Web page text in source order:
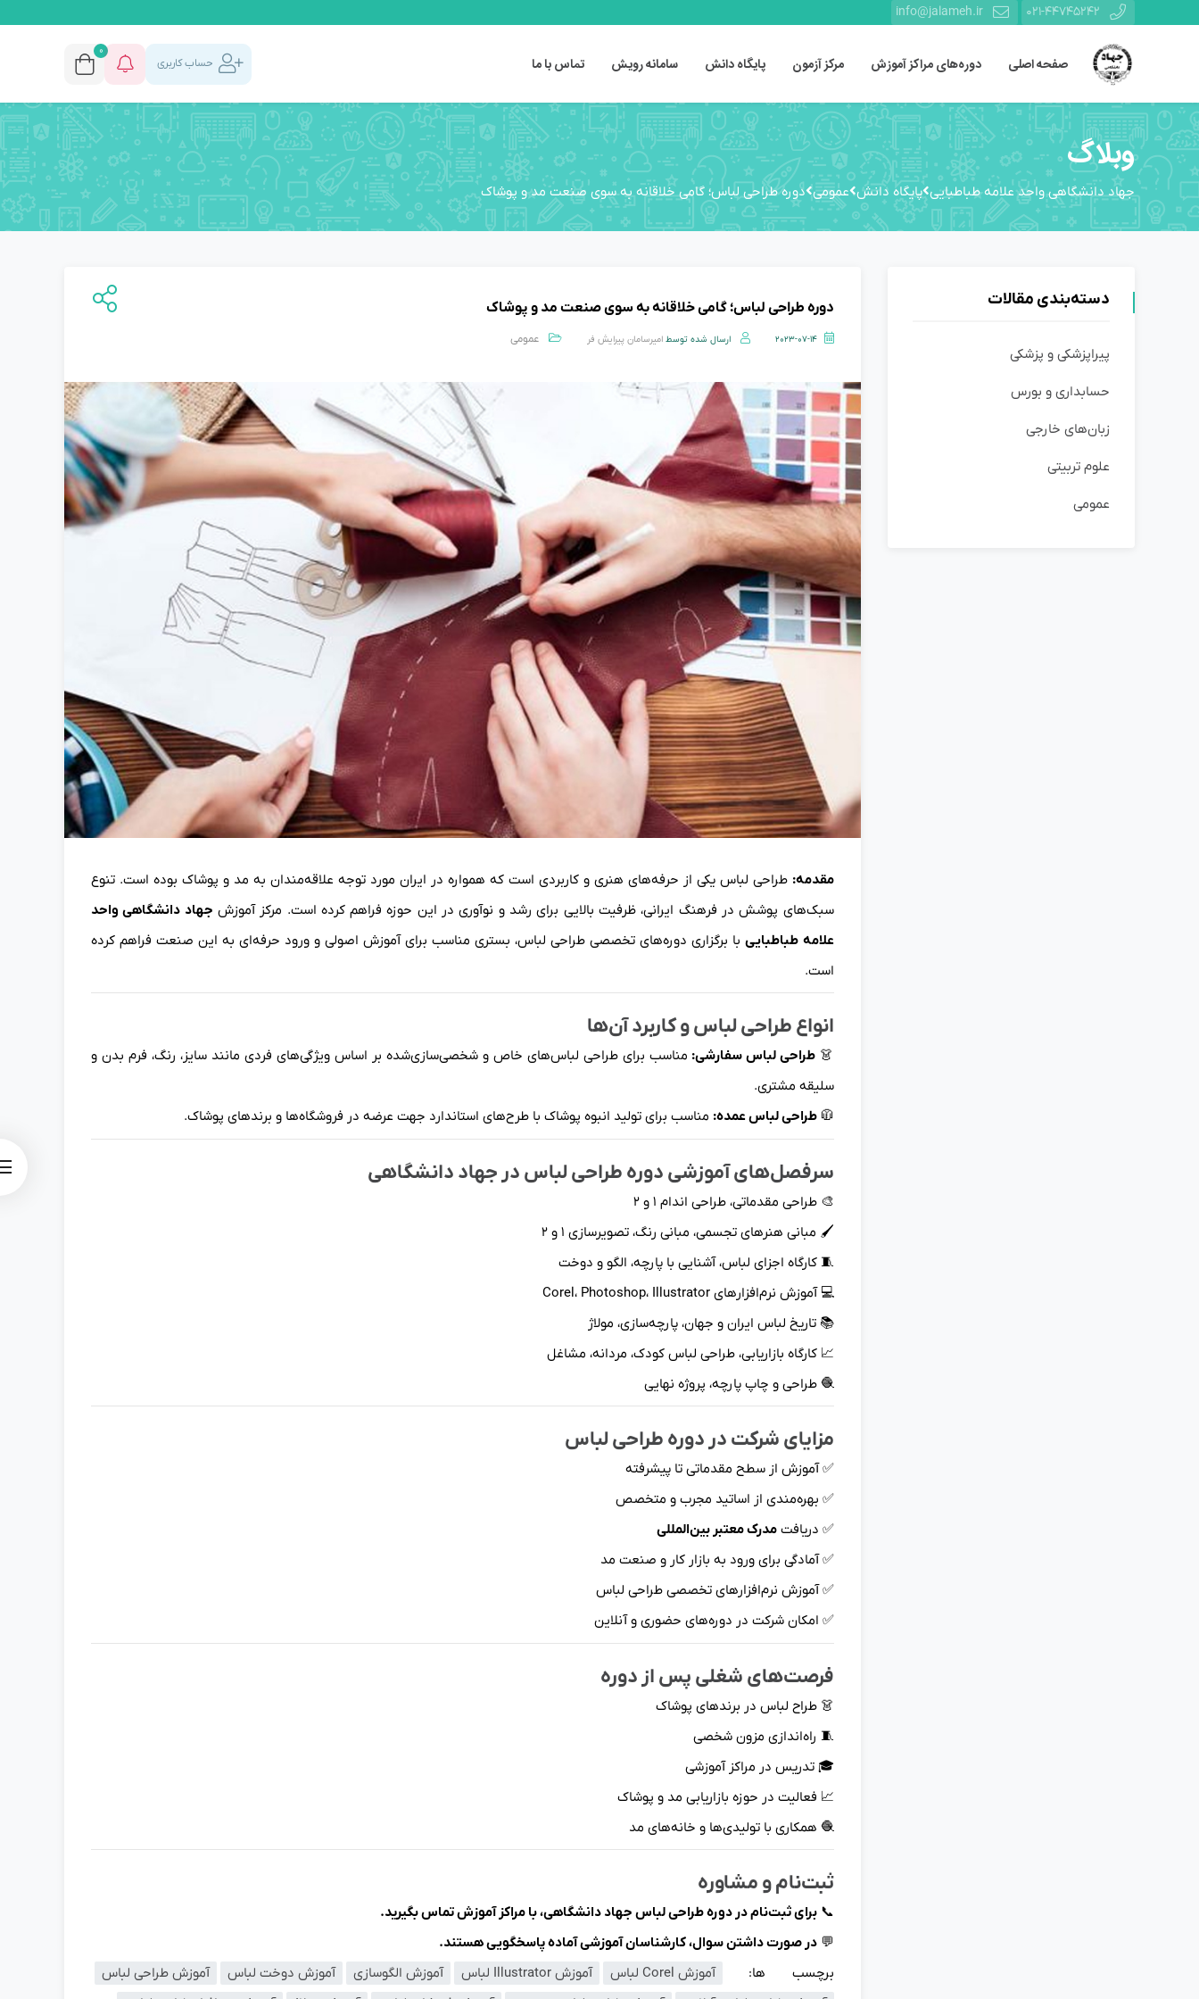
021-44745242
info@jalameh.ir
صفحه اصلی دوره‌های مراکز آموزش مرکز آزمون پایگاه دانش سامانه رویش تماس با ما حساب کاربری
0
وبلاگ
جهاد دانشگاهی واحد علامه طباطبایی پایگاه دانش عمومی دوره طراحی لباس؛ گامی خلاقانه به سوی صنعت مد و پوشاک
دوره طراحی لباس؛ گامی خلاقانه به سوی صنعت مد و پوشاک
2023-07-14 ارسال شده توسطامیرسامان پیرایش فر عمومی
مقدمه: طراحی لباس یکی از حرفه‌های هنری و کاربردی است که همواره در ایران مورد توجه علاقه‌مندان به مد و پوشاک بوده است. تنوع
سبک‌های پوشش در فرهنگ ایرانی، ظرفیت بالایی برای رشد و نوآوری در این حوزه فراهم کرده است. مرکز آموزش جهاد دانشگاهی واحد
علامه طباطباییبا برگزاری دوره‌های تخصصی طراحی لباس، بستری مناسب برای آموزش اصولی و ورود حرفه‌ای به این صنعت فراهم کرده
است.
انواع طراحی لباس و کاربرد آن‌ها
👗طراحی لباس سفارشی: مناسب برای طراحی لباس‌های خاص و شخصی‌سازی‌شده بر اساس ویژگی‌های فردی مانند سایز، رنگ، فرم بدن و
سلیقه مشتری.
🧥طراحی لباس عمده: مناسب برای تولید انبوه پوشاک با طرح‌های استاندارد جهت عرضه در فروشگاه‌ها و برندهای پوشاک.
سرفصل‌های آموزشی دوره طراحی لباس در جهاد دانشگاهی
🎨 طراحی مقدماتی، طراحی اندام ۱ و ۲
🖌️ مبانی هنرهای تجسمی، مبانی رنگ، تصویرسازی ۱ و ۲
🧵 کارگاه اجزای لباس، آشنایی با پارچه، الگو و دوخت
💻 آموزش نرم‌افزارهای Corel، Photoshop، Illustrator
📚 تاریخ لباس ایران و جهان، پارچه‌سازی، مولاژ
📈 کارگاه بازاریابی، طراحی لباس کودک، مردانه، مشاغل
🧶 طراحی و چاپ پارچه، پروژه نهایی
مزایای شرکت در دوره طراحی لباس
✅ آموزش از سطح مقدماتی تا پیشرفته
✅ بهره‌مندی از اساتید مجرب و متخصص
✅ دریافتمدرک معتبر بین‌المللی
✅ آمادگی برای ورود به بازار کار و صنعت مد
✅ آموزش نرم‌افزارهای تخصصی طراحی لباس
✅ امکان شرکت در دوره‌های حضوری و آنلاین
فرصت‌های شغلی پس از دوره
👗 طراح لباس در برندهای پوشاک
🧵 راه‌اندازی مزون شخصی
🎓 تدریس در مراکز آموزشی
📈 فعالیت در حوزه بازاریابی مد و پوشاک
🧶 همکاری با تولیدی‌ها و خانه‌های مد
ثبت‌نام و مشاوره
📞برای ثبت‌نام در دوره طراحی لباس جهاد دانشگاهی، با مراکز آموزش تماس بگیرید.
💬در صورت داشتن سوال، کارشناسان آموزشی آماده پاسخگویی هستند.
برچسب ها:
آموزش Corel لباس آموزش Illustrator لباس آموزش الگوسازی آموزش دوخت لباس
آموزش طراحی لباس
دسته‌بندی مقالات
پیراپزشکی و پزشکی
حسابداری و بورس
زبان‌های خارجی
علوم تربیتی
عمومی